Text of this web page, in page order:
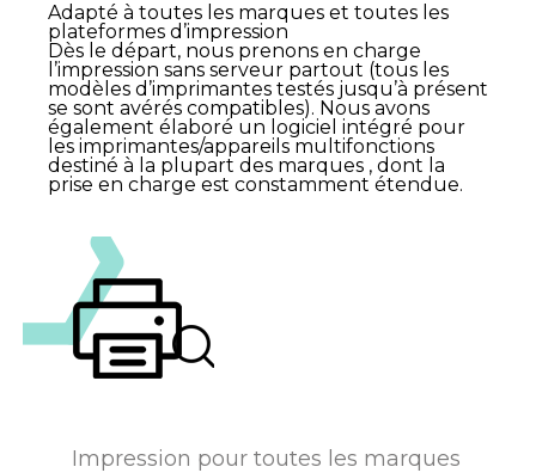
Adapté à toutes les marques et toutes les
plateformes d’impression
Dès le départ, nous prenons en charge
l’impression sans serveur partout (tous les
modèles d’imprimantes testés jusqu’à présent
se sont avérés compatibles). Nous avons
également élaboré un logiciel intégré pour
les imprimantes/appareils multifonctions
destiné à la plupart des marques , dont la
prise en charge est constamment étendue.
Impression pour toutes les marques